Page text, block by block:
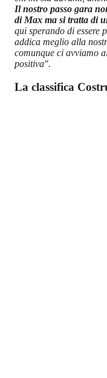
Il nostro passo gara
di Max ma si tratta di
qui sperando di essere
addica meglio alla
comunque ci avviamo
positiva".
La classifica